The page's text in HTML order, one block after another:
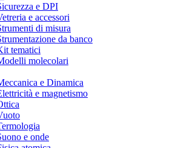
e DPI
e accessori
di misura
da banco
tematici
molecolari
e Dinamica
e magnetismo
e onde